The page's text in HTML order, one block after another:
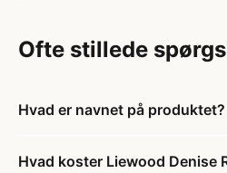
Ofte stillede
Hvad er navnet på produktet?
Hvad koster Liewood Denise